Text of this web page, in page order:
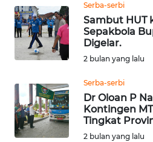
Serba-serbi
Sambut HUT
Sepakbola
Digelar.
2 bulan yang lalu
Serba-serbi
Dr Oloan P
Kontingen
Tingkat
2 bulan yang lalu
WN
DANAU
TOBA
NIAS
WN
LANGKAT